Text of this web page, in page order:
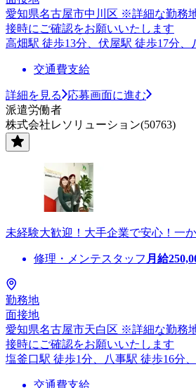
愛知県名古屋市中川区 ※詳細な勤務
接時にご確認をお願いいたします
高畑駅 徒歩13分、伏屋駅 徒歩17分、
交通費支給
詳細を見る
応募画面に進む
派遣労働者
株式会社レソリューション(50763)
未経験大歓迎！大手企業で安心！一
修理・メンテスタッフ 月給
勤務地
面接地
愛知県名古屋市天白区 ※詳細な勤務
接時にご確認をお願いいたします
塩釜口駅 徒歩1分、八事駅 徒歩16分
交通費支給